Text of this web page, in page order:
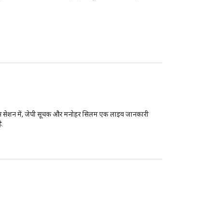
सेशन में, जेपी सूचक और मनोहर सिलम एक लाइव जानकारी